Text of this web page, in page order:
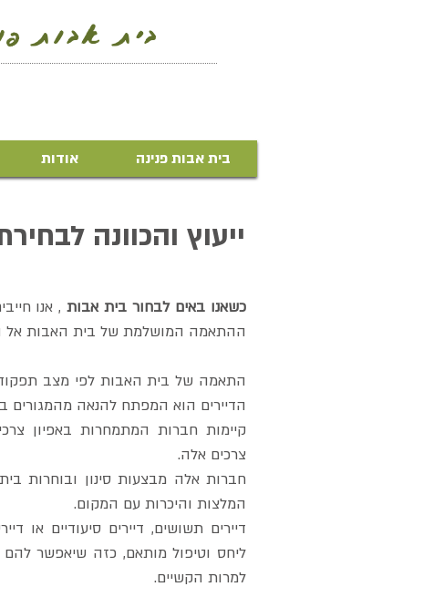
בית אבות
בית אבות פנינה אודות
ייעוץ והכוונה
כשאנו באים לבחור בית אבות , אנו
ההתאמה המושלמת של בית האבות אל
התאמה של בית האבות לפי מצב
הדיירים הוא המפתח להנאה מהמגורים
קיימות חברות המתמחרות באפיון
צרכים אלה.
חברות אלה מבצעות סינון ובוחרות
המלצות והיכרות עם המקום.
דיירים תשושים, דיירים סיעודיים או
ליחס וטיפול מותאם, כזה שיאפשר להם
למרות הקשיים.